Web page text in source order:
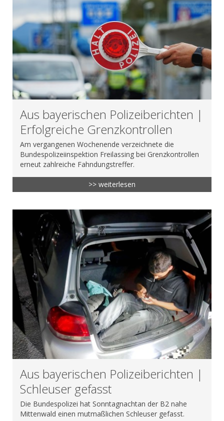
Aus bayerischen Polizeiberichten |
Erfolgreiche Grenzkontrollen
Am vergangenen Wochenende verzeichnete die
Bundespolizeiinspektion Freilassing bei Grenzkontrollen
erneut zahlreiche Fahndungstreffer.
>> weiterlesen
Aus bayerischen Polizeiberichten |
Schleuser gefasst
Die Bundespolizei hat Sonntagnachtan der B2 nahe
Mittenwald einen mutmaßlichen Schleuser gefasst.